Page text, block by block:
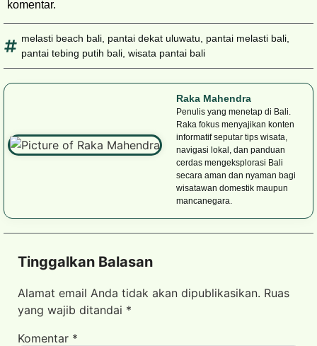
komentar.
melasti beach bali pantai dekat uluwatu pantai melasti bali
pantai tebing putih bali wisata pantai bali
Raka Mahendra
Penulis yang menetap di Bali.
Raka fokus menyajikan konten
informatif seputar tips wisata,
navigasi lokal, dan panduan
cerdas mengeksplorasi Bali
secara aman dan nyaman bagi
wisatawan domestik maupun
mancanegara.
Tinggalkan Balasan
Alamat email Anda tidak akan dipublikasikan. Ruas
yang wajib ditandai *
Komentar *